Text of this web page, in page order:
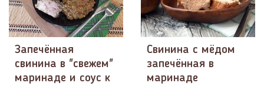
Запечённая
свинина в "свежем"
маринаде и соус к
Свинина с мёдом
запечённая в
маринаде